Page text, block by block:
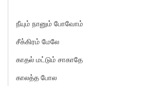
நீயும் நானும் போவோம்
சீக்கிரம் மேலே
காதல் மட்டும் சாகாதே
காலத்த போல